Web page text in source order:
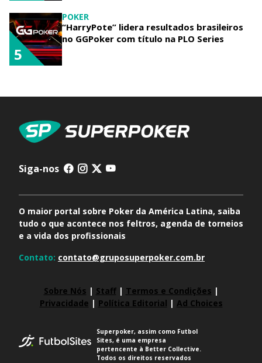
POKER
“HarryPote” lidera resultados brasileiros
no GGPoker com título na PLO Series
5
Siga-nos
O maior portal sobre Poker da América Latina, saiba
tudo o que acontece nos feltros, agenda de torneios
e a vida dos profissionais
Contato: contato@gruposuperpoker.com.br
Sobre Nós | Staff| Termos e Condições |
Privacidade | Política Editorial | Ad Choices
Superpoker, assim como Futbol
Sites, é uma empresa
pertencente à Better Collective.
Todos os direitos reservados